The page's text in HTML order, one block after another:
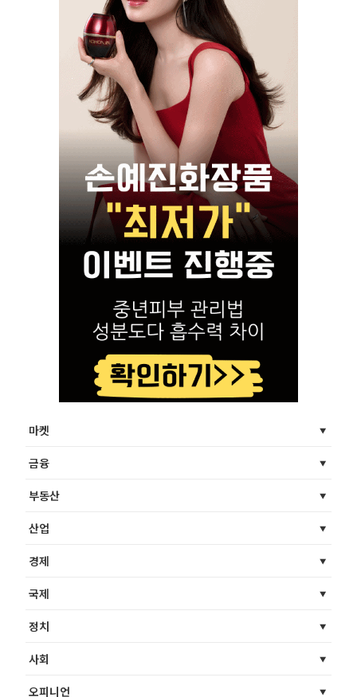
마켓
금융
부동산
산업
경제
국제
정치
사회
오피니언